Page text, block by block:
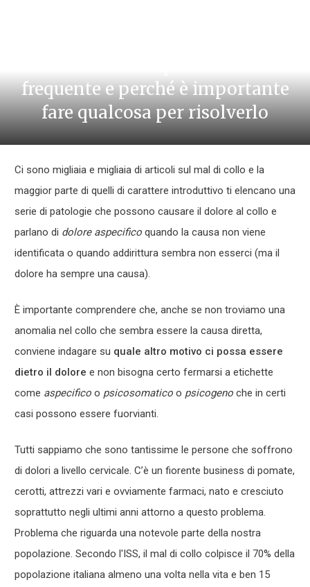
frequente e perché è importante
fare qualcosa per risolverlo
Ci sono migliaia e migliaia di articoli sul mal di collo e la
maggior parte di quelli di carattere introduttivo ti elencano una
serie di patologie che possono causare il dolore al collo e
parlano di dolore aspecifico quando la causa non viene
identificata o quando addirittura sembra non esserci (ma il
dolore ha sempre una causa).
È importante comprendere che, anche se non troviamo una
anomalia nel collo che sembra essere la causa diretta,
conviene indagare su quale altro motivo ci possa essere
dietro il dolore e non bisogna certo fermarsi a etichette
come aspecifico o psicosomatico o psicogeno che in certi
casi possono essere fuorvianti.
Tutti sappiamo che sono tantissime le persone che soffrono
di dolori a livello cervicale. C’è un fiorente business di pomate,
cerotti, attrezzi vari e ovviamente farmaci, nato e cresciuto
soprattutto negli ultimi anni attorno a questo problema.
Problema che riguarda una notevole parte della nostra
popolazione. Secondo l'ISS, il mal di collo colpisce il 70% della
popolazione italiana almeno una volta nella vita e ben 15